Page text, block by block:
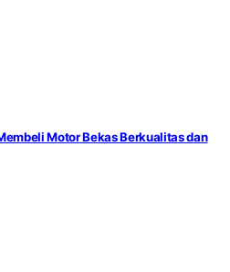
Motor Bekas Berkualitas dan